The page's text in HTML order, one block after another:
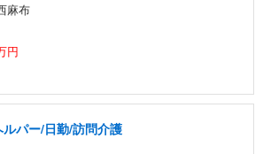
麻布
円
パー/日勤/訪問介護